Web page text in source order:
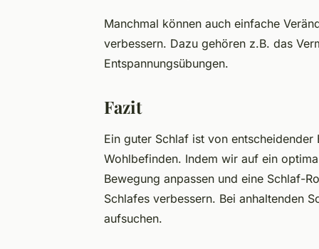
Manchmal können auch einfache
verbessern. Dazu gehören z.B. das
Entspannungsübungen.
Fazit
Ein guter Schlaf ist von
Wohlbefinden. Indem wir auf ein
Bewegung anpassen und eine Schlaf-
Schlafes verbessern. Bei anhaltenden
aufsuchen.